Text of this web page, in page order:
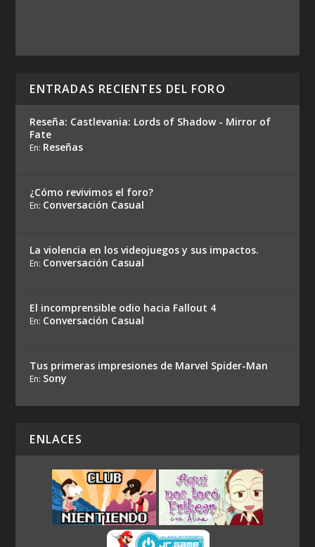
ENTRADAS RECIENTES DEL FORO
Reseña: Castlevania: Lords of Shadow - Mirror of
Fate
En: Reseñas
¿Cómo revivimos el foro?
En: Conversación Casual
La violencia en los videojuegos y sus impactos.
En: Conversación Casual
El incomprensible odio hacia Fallout 4
En: Conversación Casual
Tus primeras impresiones de Marvel Spider-Man
En: Sony
ENLACES